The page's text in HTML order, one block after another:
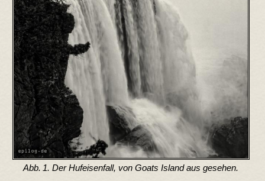
Abb. 1. Der Hufeisenfall, von Goats Island aus gesehen.